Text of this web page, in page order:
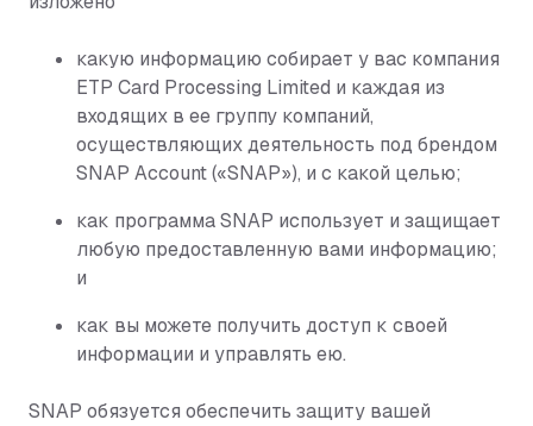
какую информацию собирает у вас компания
ETP Card Processing Limited и каждая из
входящих в ее группу компаний,
осуществляющих деятельность под брендом
SNAP Account («SNAP»), и с какой целью;
как программа SNAP использует и защищает
любую предоставленную вами информацию;
и
как вы можете получить доступ к своей
информации и управлять ею.
SNAP обязуется обеспечить защиту вашей